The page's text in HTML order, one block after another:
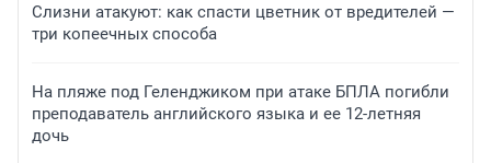
Слизни атакуют: как спасти цветник от вредителей —
три копеечных способа
На пляже под Геленджиком при атаке БПЛА погибли
преподаватель английского языка и ее 12-летняя
дочь